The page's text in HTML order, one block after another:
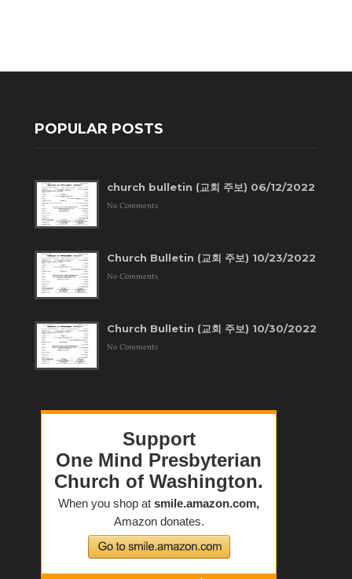
POPULAR POSTS
church bulletin (교회 주보) 06/12/2022
No Comments
Church Bulletin (교회 주보) 10/23/2022
No Comments
Church Bulletin (교회 주보) 10/30/2022
No Comments